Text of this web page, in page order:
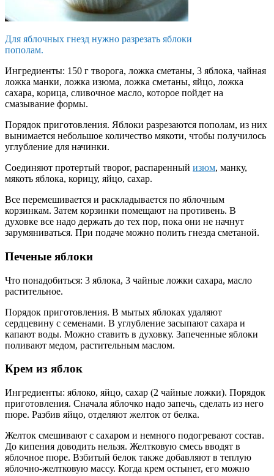
Для яблочных гнезд нужно разрезать яблоки
пополам.
Ингредиенты: 150 г творога, ложка сметаны, 3 яблока, чайная
ложка манки, ложка изюма, ложка сметаны, яйцо, ложка
сахара, корица, сливочное масло, которое пойдет на
смазывание формы.
Порядок приготовления. Яблоки разрезаются пополам, из них
вынимается небольшое количество мякоти, чтобы получилось
углубление для начинки.
Соединяют протертый творог, распаренный изюм, манку,
мякоть яблока, корицу, яйцо, сахар.
Все перемешивается и раскладывается по яблочным
корзинкам. Затем корзинки помещают на противень. В
духовке все надо держать до тех пор, пока они не начнут
зарумяниваться. При подаче можно полить гнезда сметаной.
Печеные яблоки
Что понадобиться: 3 яблока, 3 чайные ложки сахара, масло
растительное.
Порядок приготовления. В мытых яблоках удаляют
сердцевину с семенами. В углубление засыпают сахара и
капают воды. Можно ставить в духовку. Запеченные яблоки
поливают медом, растительным маслом.
Крем из яблок
Ингредиенты: яблоко, яйцо, сахар (2 чайные ложки). Порядок
приготовления. Сначала яблочко надо запечь, сделать из него
пюре. Разбив яйцо, отделяют желток от белка.
Желток смешивают с сахаром и немного подогревают состав.
До кипения доводить нельзя. Желтковую смесь вводят в
яблочное пюре. Взбитый белок также добавляют в теплую
яблочно-желтковую массу. Когда крем остынет, его можно